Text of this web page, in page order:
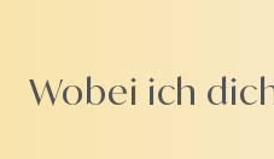
Wobei ich